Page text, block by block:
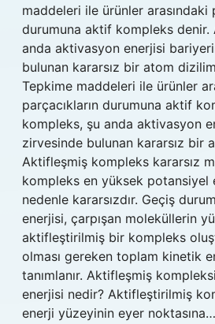
maddeleri ile ürünler arasındaki
durumuna aktif kompleks
anda aktivasyon enerjisi
bulunan kararsız bir atom
Tepkime maddeleri ile ürünler
parçacıkların durumuna aktif
kompleks, şu anda aktivasyon
zirvesinde bulunan kararsız bir
Aktifleşmiş kompleks kararsız
kompleks en yüksek potansiyel
nedenle kararsızdır. Geçiş
enerjisi, çarpışan moleküllerin
aktifleştirilmiş bir kompleks
olması gereken toplam kinetik
tanımlanır. Aktifleşmiş
enerjisi nedir? Aktifleştirilmiş
enerji yüzeyinin eyer noktasına…